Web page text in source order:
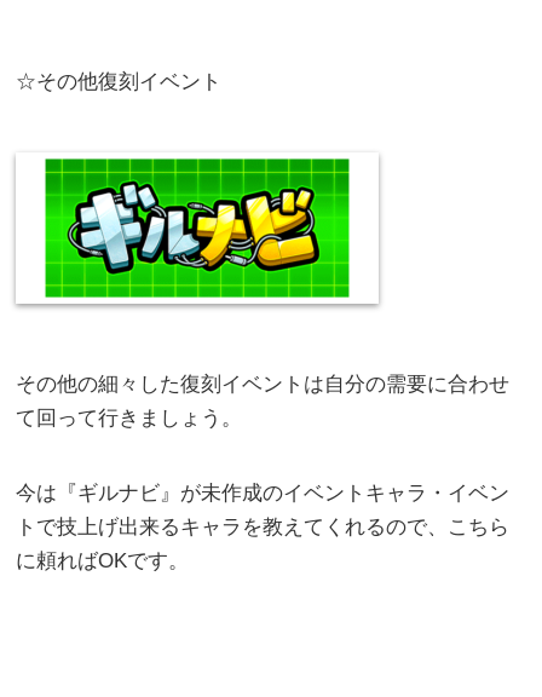
☆その他復刻イベント
その他の細々した復刻イベントは自分の需要に合わせ
て回って行きましょう。
今は『ギルナビ』が未作成のイベントキャラ・イベン
トで技上げ出来るキャラを教えてくれるので、こちら
に頼ればOKです。